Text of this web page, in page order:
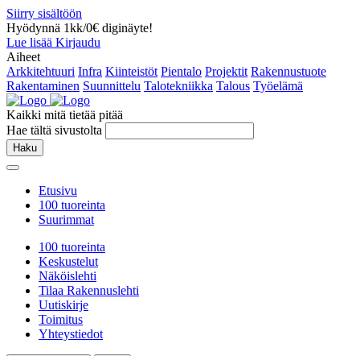
Siirry sisältöön
Hyödynnä 1kk/0€ diginäyte!
Lue lisää Kirjaudu
Aiheet
Arkkitehtuuri Infra Kiinteistöt Pientalo Projektit Rakennustuote
Rakentaminen Suunnittelu Talotekniikka Talous Työelämä
Kaikki mitä tietää pitää
Hae tältä sivustolta
Haku
Etusivu
100 tuoreinta
Suurimmat
100 tuoreinta
Keskustelut
Näköislehti
Tilaa Rakennuslehti
Uutiskirje
Toimitus
Yhteystiedot